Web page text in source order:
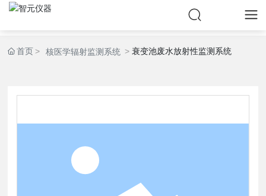
首页 核医学辐射监测系统 衰变池废水放射性监测系统